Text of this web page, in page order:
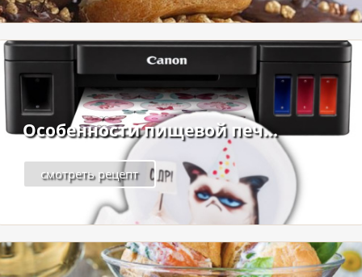
Особенности пищевой печ...
смотреть рецепт